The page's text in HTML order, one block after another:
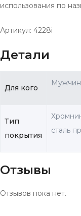
использования по
Артикул: 4228i
Детали
Для кого
Мужчин
Тип
покрытия
сталь
Отзывы
Отзывов пока нет.